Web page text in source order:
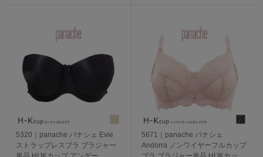
5320｜panache パナシェ Evie
ストラップレスブラ ブラジャー
5671｜panache パナシェ
Andorra ノンワイヤーフルカップ